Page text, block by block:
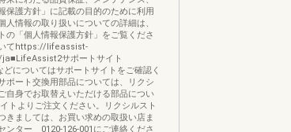
保護方針」に記載の目的のために利用
人情報の取り扱いについての詳細は、
の「個人情報保護方針」をご覧くださ
いてhttps://lifeassist-
サポートサイト
についてはサポートサイトをご確認く
ポート交換用部品については、リクシ
自身でお取替えいただける部品につい
トよりご注文ください。リクシルスト
きましては、お買い求めの取扱い店ま
ンター 0120-126-001にご連絡くださ